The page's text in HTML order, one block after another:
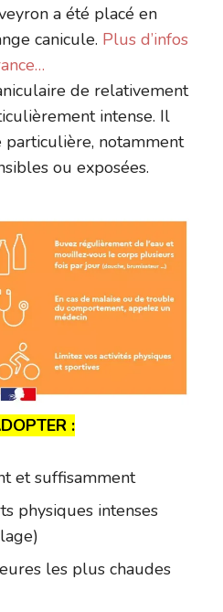
a été placé en
canicule. Plus d’infos
de relativement
intense. Il
particulière, notamment
ou exposées.
:
et suffisamment
physiques intenses
les plus chaudes